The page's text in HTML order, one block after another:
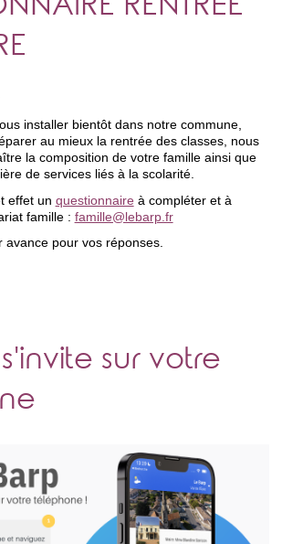
installer bientôt dans notre commune,
au mieux la rentrée des classes, nous
la composition de votre famille ainsi que
de services liés à la scolarité.
effet un questionnaireà compléter et à
famille : famille@lebarp.fr
avance pour vos réponses.
sur votre